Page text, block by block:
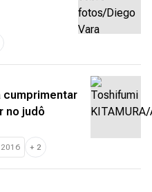
no judô
2016 + 2